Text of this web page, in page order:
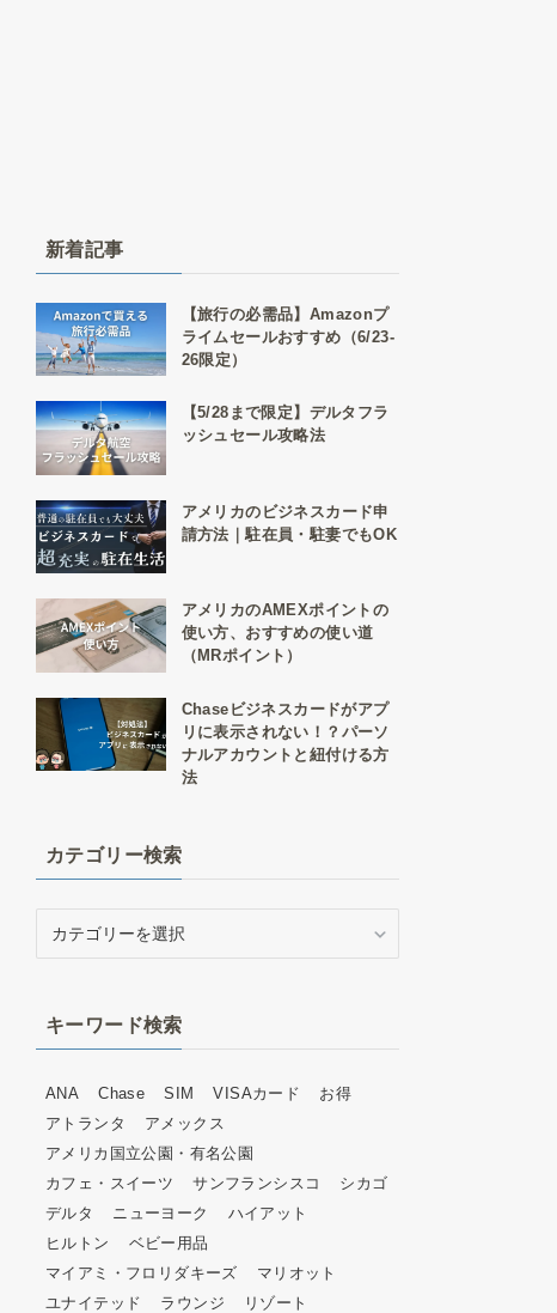
新着記事
【旅行の必需品】Amazonプ
ライムセールおすすめ（6/23-
26限定）
【5/28まで限定】デルタフラ
ッシュセール攻略法
アメリカのビジネスカード申
請方法｜駐在員・駐妻でもOK
アメリカのAMEXポイントの
使い方、おすすめの使い道
（MRポイント）
Chaseビジネスカードがアプ
リに表示されない！？パーソ
ナルアカウントと紐付ける方
法
カテゴリー検索
ー
検
キーワード検索
ANA Chase SIM VISAカード
お得
アトランタ
アメックス
アメリカ国立公園・有名公園
カフェ・スイーツ
サンフランシスコ
シカゴ
デルタ
ニューヨーク
ハイアット
ヒルトン
ベビー用品
マイアミ・フロリダキーズ
マリオット
ユナイテッド
ラウンジ
リゾート